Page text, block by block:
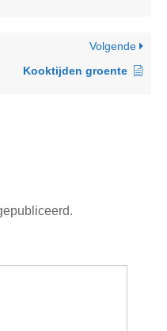
Volgende
Kooktijden groente